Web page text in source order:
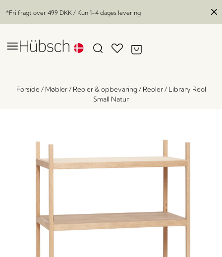
*Fri fragt over 499 DKK / Kun 1-4 dages levering
Forside/ Møbler/ Reoler & opbevaring/ Reoler/ Library Reol
Small Natur